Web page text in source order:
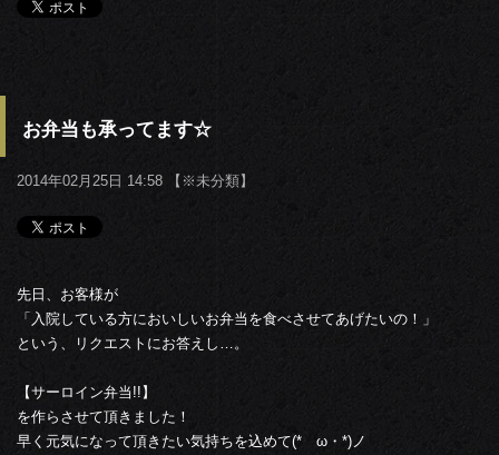
お弁当も承ってます☆
2014年02月25日 14:58 【 ※未分類】
先日、お客様が
「入院している方においしいお弁当を食べさせてあげたいの！」
という、リクエストにお答えし…。
【サーロイン弁当!!】
を作らさせて頂きました！
早く元気になって頂きたい気持ちを込めて(*ゝω・*)ノ